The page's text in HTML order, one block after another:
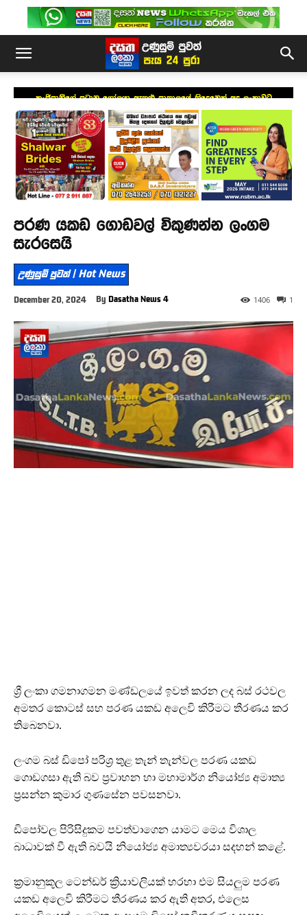
කංජිපානිගේ ප්‍රධාන ගෝලයා ඇතුළු පාතාලයේ තිදෙනෙක් අද ලංකාවට
පරණ යකඩ ගොඩවල් විකුණන්න ලංගම
සැරසෙයි
උණුසුම් පුවත් | Hot News
December 20, 2024 By Dasatha News 4 1
1406
ශ්‍රී ලංකා ගමනාගමන මණ්ඩලයේ ඉවත් කරන ලද බස් රථවල
අමතර කොටස් සහ පරණ යකඩ අලෙවි කිරීමට තීරණය කර
තිබෙනවා.
ලංගම බස් ඩිපෝ පරිශ්‍ර තුළ තැන් තැන්වල පරණ යකඩ
ගොඩගසා ඇති බව ප්‍රවාහන හා මහාමාර්ග නියෝජ්‍ය අමාත්‍ය
ප්‍රසන්න කුමාර ගුණසේන පවසනවා.
ඩිපෝවල පිරිසිදුකම පවත්වාගෙන යාමට මෙය විශාල
බාධාවක් වී ඇති බවයි නියෝජ්‍ය අමාත්‍යවරයා සදහන් කළේ.
ක්‍රමානුකූල ටෙන්ඩර් ක්‍රියාවලියක් හරහා එම සියලුම පරණ
යකඩ අලෙවි කිරීමට තීරණය කර ඇති අතර, එලෙස